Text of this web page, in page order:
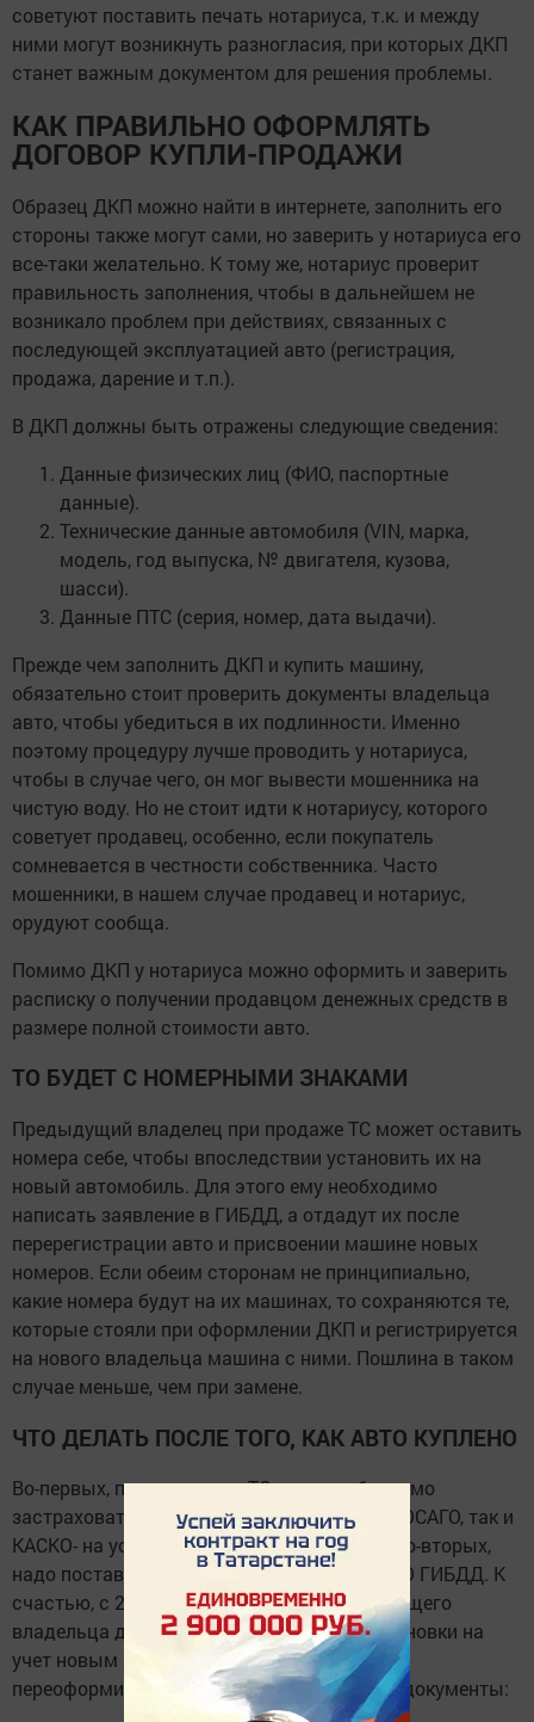
советуют поставить печать нотариуса, т.к. и между
ними могут возникнуть разногласия, при которых ДКП
станет важным документом для решения проблемы.
КАК ПРАВИЛЬНО ОФОРМЛЯТЬ
ДОГОВОР КУПЛИ-ПРОДАЖИ
Образец ДКП можно найти в интернете, заполнить его
стороны также могут сами, но заверить у нотариуса его
все-таки желательно. К тому же, нотариус проверит
правильность заполнения, чтобы в дальнейшем не
возникало проблем при действиях, связанных с
последующей эксплуатацией авто (регистрация,
продажа, дарение и т.п.).
В ДКП должны быть отражены следующие сведения:
Данные физических лиц (ФИО, паспортные
данные).
Технические данные автомобиля (VIN, марка,
модель, год выпуска, № двигателя, кузова,
шасси).
Данные ПТС (серия, номер, дата выдачи).
Прежде чем заполнить ДКП и купить машину,
обязательно стоит проверить документы владельца
авто, чтобы убедиться в их подлинности. Именно
поэтому процедуру лучше проводить у нотариуса,
чтобы в случае чего, он мог вывести мошенника на
чистую воду. Но не стоит идти к нотариусу, которого
советует продавец, особенно, если покупатель
сомневается в честности собственника. Часто
мошенники, в нашем случае продавец и нотариус,
орудуют сообща.
Помимо ДКП у нотариуса можно оформить и заверить
расписку о получении продавцом денежных средств в
размере полной стоимости авто.
ТО БУДЕТ С НОМЕРНЫМИ ЗНАКАМИ
Предыдущий владелец при продаже ТС может оставить
номера себе, чтобы впоследствии установить их на
новый автомобиль. Для этого ему необходимо
написать заявление в ГИБДД, а отдадут их после
перерегистрации авто и присвоении машине новых
номеров. Если обеим сторонам не принципиально,
какие номера будут на их машинах, то сохраняются те,
которые стояли при оформлении ДКП и регистрируется
на нового владельца машина с ними. Пошлина в таком
случае меньше, чем при замене.
ЧТО ДЕЛАТЬ ПОСЛЕ ТОГО, КАК АВТО КУПЛЕНО
Во-первых, после покупки ТС с рук необходимо
застраховать авто. Полис может быть как ОСАГО, так и
КАСКО- на усмотрение нового владельца. Во-вторых,
надо поставить автомобиль на учет в МРЭО ГИБДД. К
счастью, с 2013 года присутствие предыдущего
владельца для снятия авто с учета и постановки на
учет новым хозяином не требуется. Чтобы
переоформить машину, нужны следующие документы: